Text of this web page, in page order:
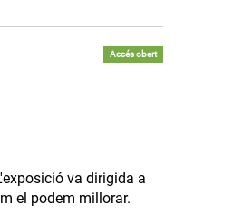
Accés obert
va dirigida a
el podem millorar.